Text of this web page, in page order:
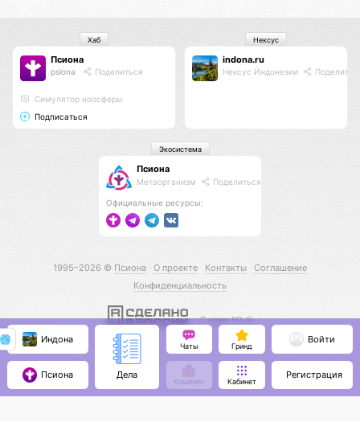
Псиона
psiona Поделиться
Cимулятор ноосферы
Подписаться
Хаб
indona.ru
Нексус Индонезии
Нексус
Псиона
Метаорганизм Поделиться
Официальные ресурсы:
Экосистема
1995–2026 © Псиона О проекте Контакты
Соглашение
Конфиденциальность
С нами КО 🕉️
Индона
Псиона Дела
Чаты Гринд
Кошелёк Кабинет
Войти
Регистрация